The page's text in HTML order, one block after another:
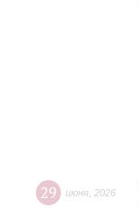
29 июня 2026